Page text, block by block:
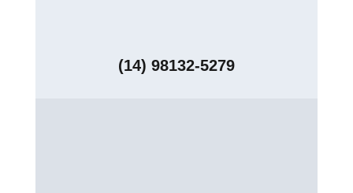
(14) 98132-5279